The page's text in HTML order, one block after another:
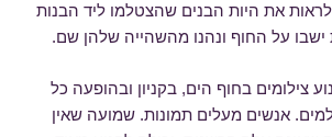
את היות הבנים שהצטלמו ליד הבנות
ישבו על החוף ונהנו מהשהייה שלהן שם.
צילומים בחוף הים, בקניון ובהופעה כל
אנשים מעלים תמונות. שמועה שאין